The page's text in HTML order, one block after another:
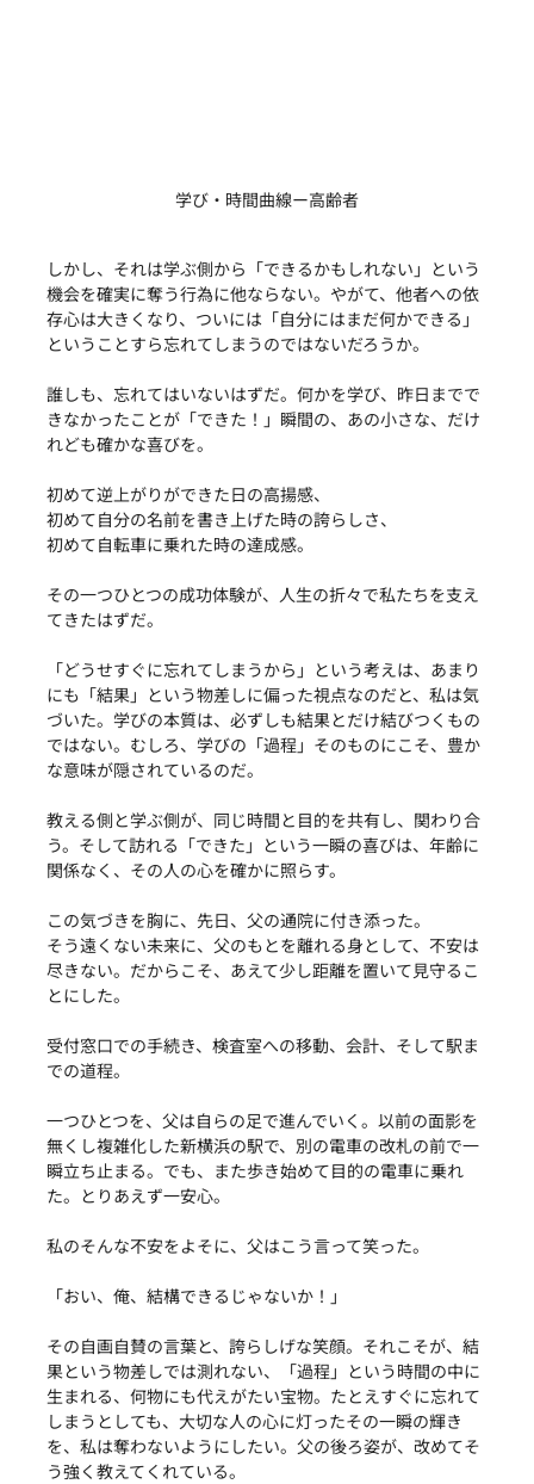
学び・時間曲線ー高齢者
しかし、それは学ぶ側から「できるかもしれない」という
機会を確実に奪う行為に他ならない。やがて、他者への依
存心は大きくなり、ついには「自分にはまだ何かできる」
ということすら忘れてしまうのではないだろうか。
誰しも、忘れてはいないはずだ。何かを学び、昨日までで
きなかったことが「できた！」瞬間の、あの小さな、だけ
れども確かな喜びを。
初めて逆上がりができた日の高揚感、
初めて自分の名前を書き上げた時の誇らしさ、
初めて自転車に乗れた時の達成感。
その一つひとつの成功体験が、人生の折々で私たちを支え
てきたはずだ。
「どうせすぐに忘れてしまうから」という考えは、あまり
にも「結果」という物差しに偏った視点なのだと、私は気
づいた。学びの本質は、必ずしも結果とだけ結びつくもの
ではない。むしろ、学びの「過程」そのものにこそ、豊か
な意味が隠されているのだ。
教える側と学ぶ側が、同じ時間と目的を共有し、関わり合
う。そして訪れる「できた」という一瞬の喜びは、年齢に
関係なく、その人の心を確かに照らす。
この気づきを胸に、先日、父の通院に付き添った。
そう遠くない未来に、父のもとを離れる身として、不安は
尽きない。だからこそ、あえて少し距離を置いて見守るこ
とにした。
受付窓口での手続き、検査室への移動、会計、そして駅ま
での道程。
一つひとつを、父は自らの足で進んでいく。以前の面影を
無くし複雑化した新横浜の駅で、別の電車の改札の前で一
瞬立ち止まる。でも、また歩き始めて目的の電車に乗れ
た。とりあえず一安心。
私のそんな不安をよそに、父はこう言って笑った。
「おい、俺、結構できるじゃないか！」
その自画自賛の言葉と、誇らしげな笑顔。それこそが、結
果という物差しでは測れない、「過程」という時間の中に
生まれる、何物にも代えがたい宝物。たとえすぐに忘れて
しまうとしても、大切な人の心に灯ったその一瞬の輝き
を、私は奪わないようにしたい。父の後ろ姿が、改めてそ
う強く教えてくれている。